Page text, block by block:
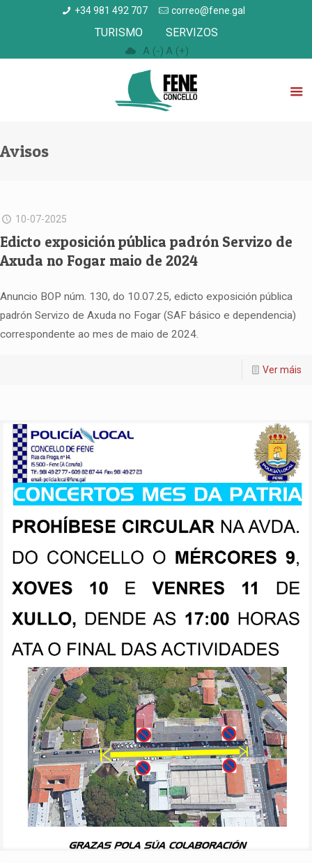
+34 981 492 707 correo@fene.gal
TURISMO SERVIZOS
A (-) A (+)
Avisos
10-07-2025
Edicto exposición pública padrón Servizo de
Axuda no Fogar maio de 2024
Anuncio BOP núm. 130, do 10.07.25, edicto exposición pública
padrón Servizo de Axuda no Fogar (SAF básico e dependencia)
correspondente ao mes de maio de 2024.
Ver máis